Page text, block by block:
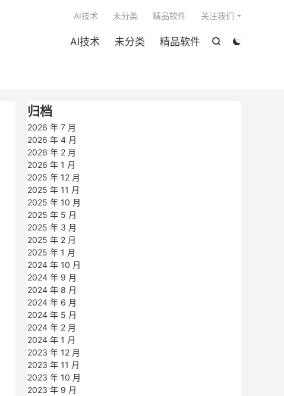


AI技术 未分类 精品软件
AI技术 未分类 精品软件 关注我们
归档
2026 年 7 月
2026 年 4 月
2026 年 2 月
2026 年 1 月
2025 年 12 月
2025 年 11 月
2025 年 10 月
2025 年 5 月
2025 年 3 月
2025 年 2 月
2025 年 1 月
2024 年 10 月
2024 年 9 月
2024 年 8 月
2024 年 6 月
2024 年 5 月
2024 年 2 月
2024 年 1 月
2023 年 12 月
2023 年 11 月
2023 年 10 月
2023 年 9 月